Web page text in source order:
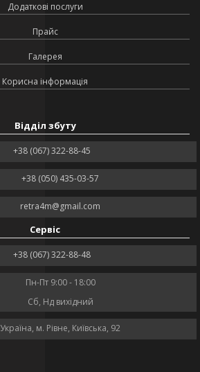
Додаткові послуги
Прайс
Галерея
Корисна інформація
Відділ збуту
+38 (067) 322-88-45
+38 (050) 435-03-57
retra4m@gmail.com
Сервіс
+38 (067) 322-88-48
Пн-Пт 9:00 - 18:00
Сб, Нд вихідний
Україна, м. Рівне, Київська, 92